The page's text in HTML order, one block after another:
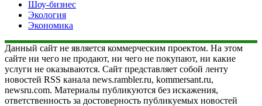
Шоу-бизнес
Экология
Экономика
Данный сайт не является коммерческим проектом. На этом
сайте ни чего не продают, ни чего не покупают, ни какие
услуги не оказываются. Сайт представляет собой ленту
новостей RSS канала news.rambler.ru, kommersant.ru,
newsru.com. Материалы публикуются без искажения,
ответственность за достоверность публикуемых новостей